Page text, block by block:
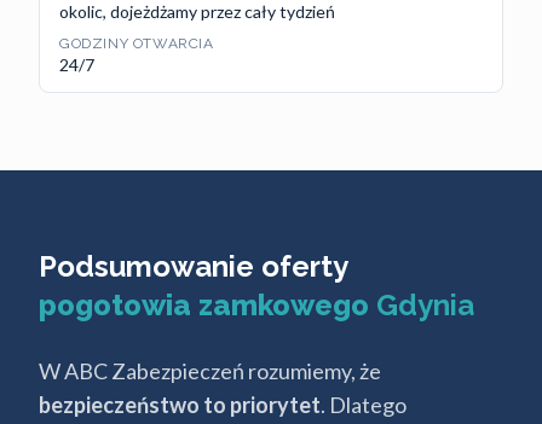
okolic, dojeżdżamy przez cały tydzień
GODZINY OTWARCIA
24/7
Podsumowanie oferty
pogotowia zamkowego Gdynia
W ABC Zabezpieczeń rozumiemy, że
bezpieczeństwo to priorytet. Dlatego